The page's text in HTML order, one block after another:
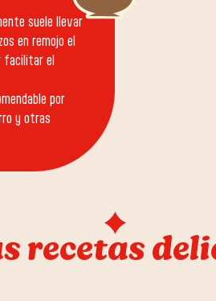
suele llevar
en remojo el
facilitar el
por
y otras
recetas